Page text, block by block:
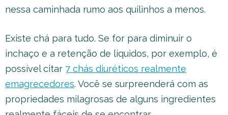
nessa caminhada rumo aos quilinhos a menos.
Existe chá para tudo. Se for para diminuir o
inchaço e a retenção de líquidos, por exemplo, é
possível citar 7 chás diuréticos realmente
emagrecedores. Você se surpreenderá com as
propriedades milagrosas de alguns ingredientes